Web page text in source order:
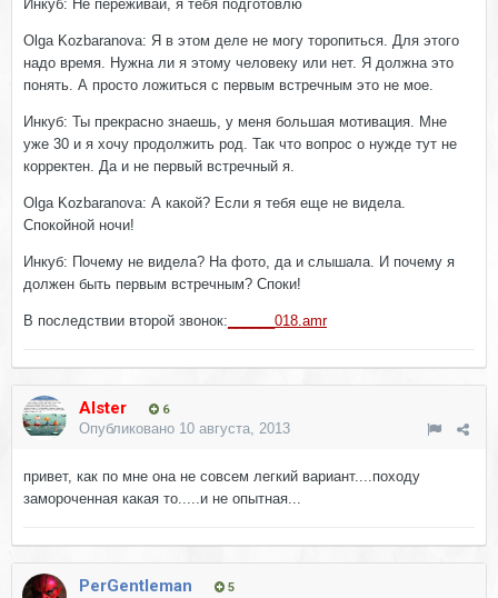
Инкуб: Не переживай, я тебя подготовлю
Olga Kozbaranova: Я в этом деле не могу торопиться. Для этого
надо время. Нужна ли я этому человеку или нет. Я должна это
понять. А просто ложиться с первым встречным это не мое.
Инкуб: Ты прекрасно знаешь, у меня большая мотивация. Мне
уже 30 и я хочу продолжить род. Так что вопрос о нужде тут не
корректен. Да и не первый встречный я.
Olga Kozbaranova: А какой? Если я тебя еще не видела.
Спокойной ночи!
Инкуб: Почему не видела? На фото, да и слышала. И почему я
должен быть первым встречным? Споки!
В последствии второй звонок: ______018.amr
Alster 6
Опубликовано 10 августа, 2013
привет, как по мне она не совсем легкий вариант....походу
замороченная какая то.....и не опытная...
PerGentleman 5